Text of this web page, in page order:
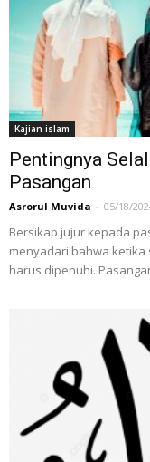
Kajian islam
Pentingnya
Pasangan
Asrorul Muvida - 05/18/
Bersikap jujur kepada
menyadari bahwa
harus dipenuhi.